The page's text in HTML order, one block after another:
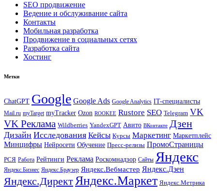
SEO продвижение
Ведение и обслуживание сайта
Контакты
Мобильная разработка
Продвижение в социальных сетях
Разработка сайта
Хостинг
Метки
ChatGPT Google Google Ads Google Analytics IT-специалисты
Mail.ru myTarget myTracker Ozon ROOKEE Rustore SEO Telegram VK
VK Реклама Wildberries YandexGPT Авито ВКонтакте Дзен
Дизайн Исследования Кейсы Курсы Маркетинг Маркетплейс
Минцифры Нейросети Обучение Пресс-релизы ПромоСтраницы
РСЯ Работа Рейтинги Реклама Роскомнадзор Сайты Яндекс
Яндекс.Бизнес Яндекс.Браузер Яндекс.Вебмастер Яндекс.Дзен
Яндекс.ДиректЯндекс.Маркет Яндекс.Метрика